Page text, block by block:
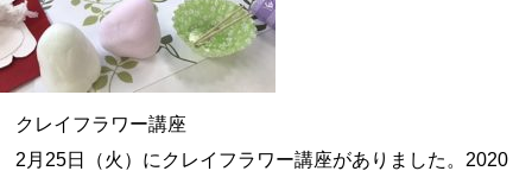
クレイフラワー講座
2月25日（火）にクレイフラワー講座がありました。 2020